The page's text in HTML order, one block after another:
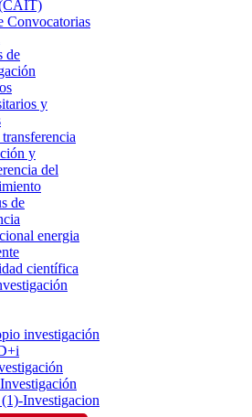
Convocatorias
de
y
y
del
de
energia
científica
investigación
Investigacion